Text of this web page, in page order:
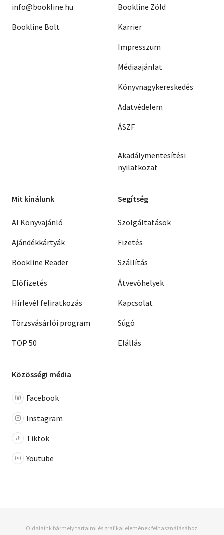
info@bookline.hu
Bookline Bolt
Bookline Zöld
Karrier
Impresszum
Médiaajánlat
Könyvnagykereskedés
Adatvédelem
ÁSZF
Akadálymentesítési
nyilatkozat
Mit kínálunk
AI Könyvajánló
Ajándékkártyák
Bookline Reader
Előfizetés
Hírlevél feliratkozás
Törzsvásárlói program
TOP 50
Segítség
Szolgáltatások
Fizetés
Szállítás
Átvevőhelyek
Kapcsolat
Súgó
Elállás
Közösségi média
Facebook
Instagram
Tiktok
Youtube
Oldalaink bármely tartalmi és grafikai elemének felhasználásához